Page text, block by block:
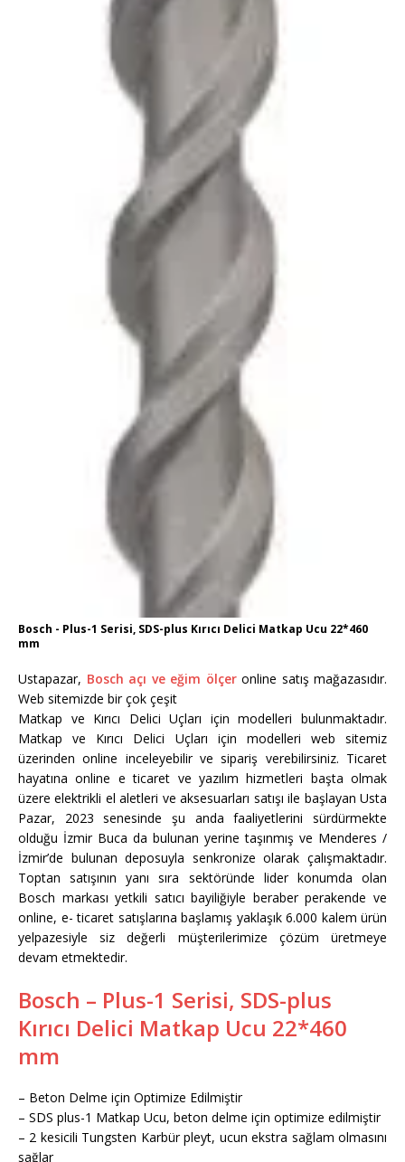
Bosch - Plus-1 Serisi, SDS-plus Kırıcı Delici Matkap Ucu 22*460
mm
Ustapazar, Bosch açı ve eğim ölçeronline satış mağazasıdır.
Web sitemizde bir çok çeşit
Matkap ve Kırıcı Delici Uçları için modelleri bulunmaktadır.
Matkap ve Kırıcı Delici Uçları için modelleri web sitemiz
üzerinden online inceleyebilir ve sipariş verebilirsiniz. Ticaret
hayatına online e ticaret ve yazılım hizmetleri başta olmak
üzere elektrikli el aletleri ve aksesuarları satışı ile başlayan Usta
Pazar, 2023 senesinde şu anda faaliyetlerini sürdürmekte
olduğu İzmir Buca da bulunan yerine taşınmış ve Menderes /
İzmir’de bulunan deposuyla senkronize olarak çalışmaktadır.
Toptan satışının yanı sıra sektöründe lider konumda olan
Bosch markası yetkili satıcı bayiliğiyle beraber perakende ve
online, e- ticaret satışlarına başlamış yaklaşık 6.000 kalem ürün
yelpazesiyle siz değerli müşterilerimize çözüm üretmeye
devam etmektedir.
Bosch – Plus-1 Serisi, SDS-plus
Kırıcı Delici Matkap Ucu 22*460
mm
– Beton Delme için Optimize Edilmiştir
– SDS plus-1 Matkap Ucu, beton delme için optimize edilmiştir
– 2 kesicili Tungsten Karbür pleyt, ucun ekstra sağlam olmasını
sağlar